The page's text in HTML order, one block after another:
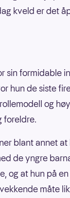
kveld er det
sin formidable
hun de siste
og
foreldre.
blant annet at
de yngre
og at hun på
måte